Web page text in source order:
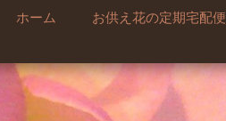
ホーム お供え花の定期宅配便